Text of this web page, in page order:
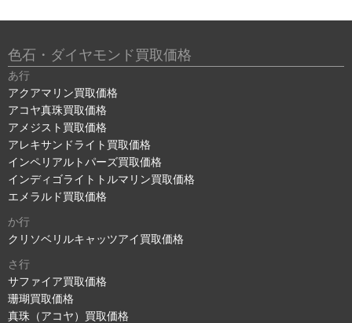
色石・ダイヤモンド買取価格
あ行
アクアマリン買取価格
アコヤ真珠買取価格
アメジスト買取価格
アレキサンドライト買取価格
インペリアルトパーズ買取価格
インディゴライトトルマリン買取価格
エメラルド買取価格
か行
クリソベリルキャッツアイ買取価格
さ行
サファイア買取価格
珊瑚買取価格
真珠（アコヤ）買取価格